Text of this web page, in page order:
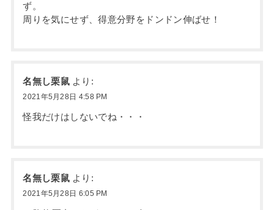
ず。
周りを気にせず、得意分野をドンドン伸ばせ！
名無し栗鼠 より:
2021年5月28日 4:58 PM
怪我だけはしないでね・・・
名無し栗鼠 より:
2021年5月28日 6:05 PM